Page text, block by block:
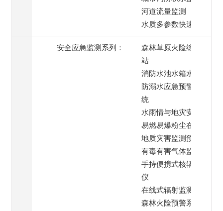
河道流量监测
水质多参数快速检测
安全应急监测系列：
森林草原火险综合监测
站
消防水池水箱水位监测
防溺水应急预警喊话系
统
水雨情与地灾安全监测
易燃易爆粉尘在线监测
地质灾害监测预警系统
有毒有害气体监测
手持便携式核辐射检测
仪
在线式辐射监测仪
森林火险预警系统